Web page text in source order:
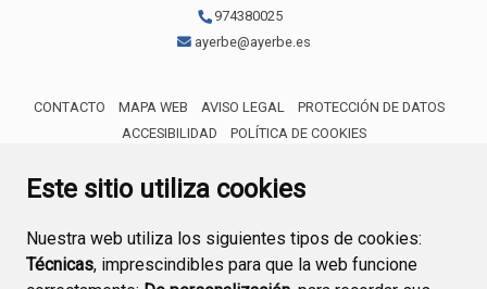
Este sitio utiliza cookies
Nuestra web utiliza los siguientes tipos de cookies:
Técnicas, imprescindibles para que la web funcione
974380025
ayerbe@ayerbe.es
CONTACTO MAPA WEB AVISO LEGAL
PROTECCIÓN DE DATOS
ACCESIBILIDAD
POLÍTICA DE COOKIES